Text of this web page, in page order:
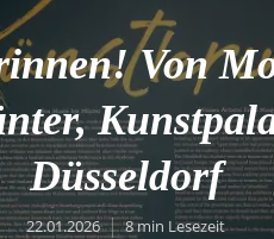
Von
Düsseldorf
22.01.2026 8 min Lesezeit